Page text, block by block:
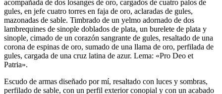
acompañada de dos losanges de oro, cargados de cuatro palos de
gules, en jefe cuatro torres en faja de oro, aclaradas de gules,
mazonadas de sable. Timbrado de un yelmo adornado de dos
lambrequines de sinople doblados de plata, un burelete de plata y
sinople, cimado de un corazón sangrante de gules, resaltado de una
corona de espinas de oro, sumado de una llama de oro, perfilada de
gules, cargada de una cruz latina de azur. Lema: «Pro Deo et
Patria».
Escudo de armas diseñado por mí, resaltado con luces y sombras,
perfilado de sable, con un perfil exterior conopial y con un acabado